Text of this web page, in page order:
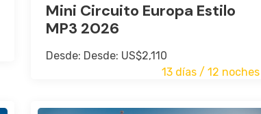
Mini Circuito Europa Estilo
MP3 2026
Desde: Desde: US$2,110
13 días / 12 noches